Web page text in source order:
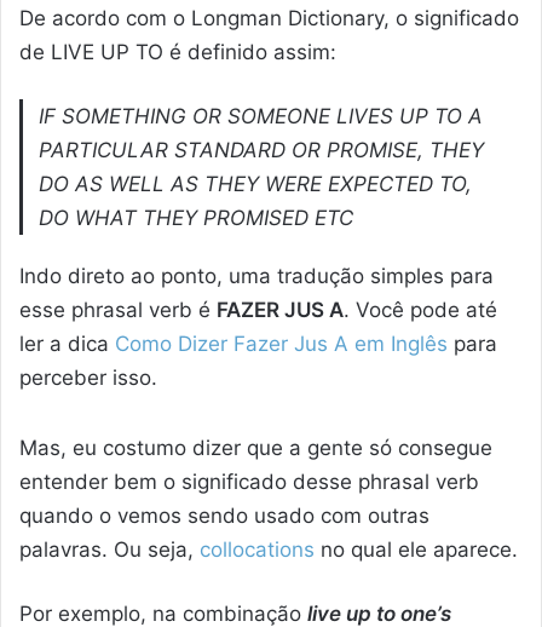
De acordo com o Longman Dictionary, o significado
de LIVE UP TO é definido assim:
IF SOMETHING OR SOMEONE LIVES UP TO A
PARTICULAR STANDARD OR PROMISE, THEY
DO AS WELL AS THEY WERE EXPECTED TO,
DO WHAT THEY PROMISED ETC
Indo direto ao ponto, uma tradução simples para
esse phrasal verb é FAZER JUS A. Você pode até
ler a dica Como Dizer Fazer Jus A em Inglês para
perceber isso.
Mas, eu costumo dizer que a gente só consegue
entender bem o significado desse phrasal verb
quando o vemos sendo usado com outras
palavras. Ou seja, collocations no qual ele aparece.
Por exemplo, na combinação live up to one’s